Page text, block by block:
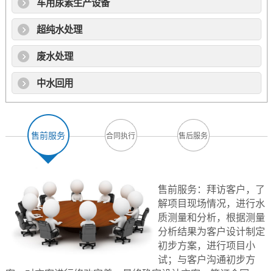
车用尿素生产设备
超纯水处理
废水处理
中水回用
售前服务 合同执行 售后服务
售前服务：拜访客户，了
解项目现场情况，进行水
质测量和分析，根据测量
分析结果为客户设计制定
初步方案，进行项目小
试；与客户沟通初步方